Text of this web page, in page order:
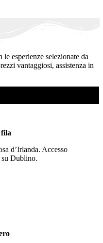
esperienze selezionate da
vantaggiosi, assistenza in
d’Irlanda. Accesso
Dublino.